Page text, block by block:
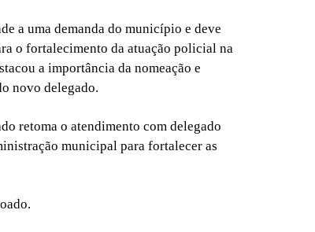
a uma demanda do município e deve
o fortalecimento da atuação policial na
a importância da nomeação e
novo delegado.
retoma o atendimento com delegado
municipal para fortalecer as